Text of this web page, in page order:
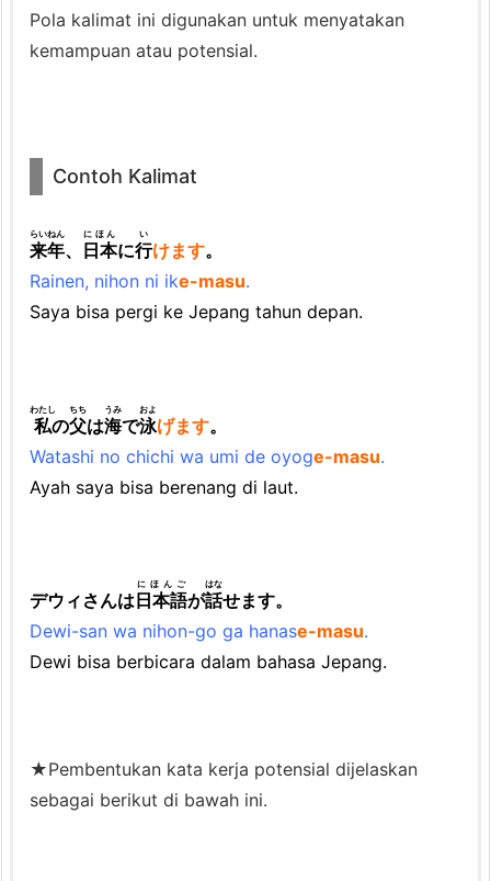
t
o
l
m
a
t
4.
a
r
a
b
e
n
Pola kalimat ini digunakan untuk menyatakan
kemampuan atau potensial.
Contoh Kalimat
来年
らいねん
、 日本
にほん
に行
い
けます。
Rainen, nihon ni ike-masu.
Saya bisa pergi ke Jepang tahun depan.
私
わたし
の父
ちち
は海
うみ
で泳
およ
げます。
Watashi no chichi wa umi de oyoge-masu.
Ayah saya bisa berenang di laut.
デウィさんは日本語
にほんご
が話
はな
せます。
Dewi-san wa nihon-go ga hanase-masu.
Dewi bisa berbicara dalam bahasa Jepang.
★Pembentukan kata kerja potensial dijelaskan
sebagai berikut di bawah ini.